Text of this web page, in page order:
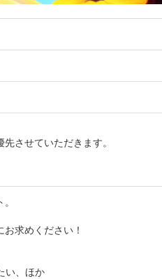
させていただきます。
求めください！
い、ほか